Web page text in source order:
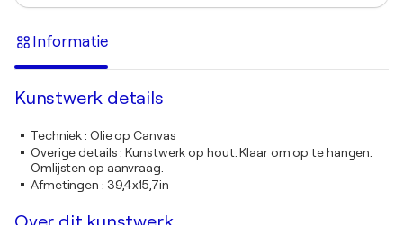
Informatie
Kunstwerk details
Techniek: Olie op Canvas
Overige details:Kunstwerk op hout. Klaar om op te hangen.
Omlijsten op aanvraag.
Afmetingen : 39,4x15,7in